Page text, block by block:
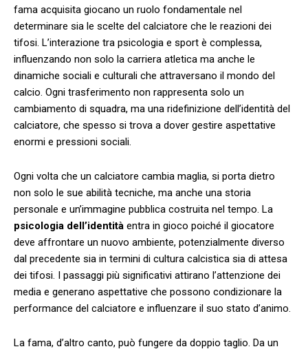
fama acquisita giocano un ruolo fondamentale nel
determinare sia le scelte ‍del calciatore che le‍ reazioni ⁣dei
tifosi. L’interazione tra psicologia e sport è complessa,
influenzando non solo la carriera atletica⁢ ma anche le
dinamiche sociali e culturali che attraversano il mondo ‌del
calcio. Ogni trasferimento non ⁢rappresenta solo‌ un
cambiamento di squadra, ma una ridefinizione dell’identità ​del
calciatore, che spesso⁣ si trova a dover gestire ⁤aspettative
enormi e pressioni sociali.
Ogni volta che ⁣un calciatore cambia⁣ maglia, si porta dietro
non solo le ⁣sue abilità tecniche, ma anche una storia ​
personale⁣ e un’immagine pubblica costruita nel ‍tempo. La
psicologia dell’identità entra in gioco poiché ‍il giocatore
deve⁣ affrontare un nuovo ⁢ambiente, potenzialmente diverso
dal precedente⁢ sia in termini di cultura⁢ calcistica sia di attesa⁣
dei tifosi. I passaggi più significativi attirano l’attenzione dei
media e generano aspettative che possono condizionare la
performance del calciatore e influenzare il suo stato ‌d’animo.
La fama, d’altro ⁢canto, può fungere ⁢da doppio taglio. Da un